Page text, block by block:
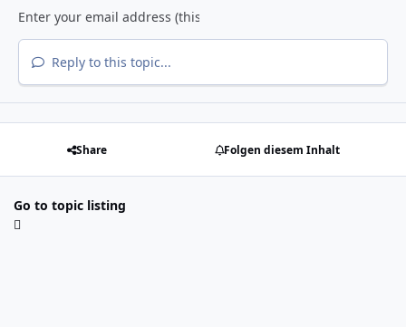
Reply to this topic...
Share Folgen diesem Inhalt
Go to topic listing